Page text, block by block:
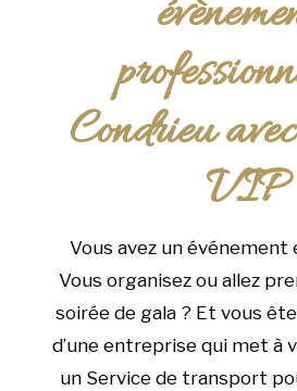
Condrieu
VIP
Vous avez un événement
Vous organisez ou allez
soirée de gala ? Et vous
d’une entreprise qui met à
un Service de transport